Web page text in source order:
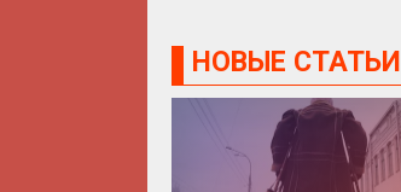
НОВЫЕ СТАТЬИ